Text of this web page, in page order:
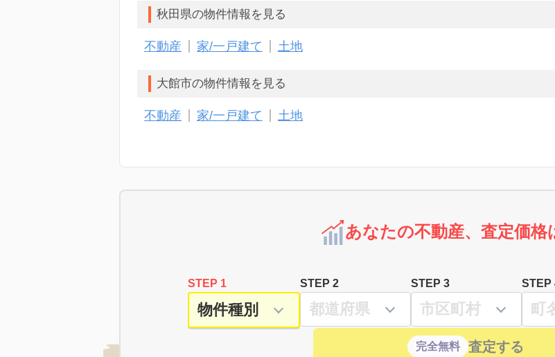
秋田県の物件情報を見る
不動産 家/一戸建て 土地
大館市の物件情報を見る
不動産 家/一戸建て 土地
あなたの不動産、査定価格
STEP 1 STEP 2 STEP 3 STEP
完全無料 査定する